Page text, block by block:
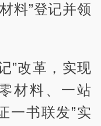
料”登记并领
”改革，实现
材料、一站
一书联发”实